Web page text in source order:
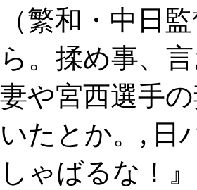
（繁和・中日
ら。揉め事、
妻や宮西選手
いたとか。, 日
しゃばるな！